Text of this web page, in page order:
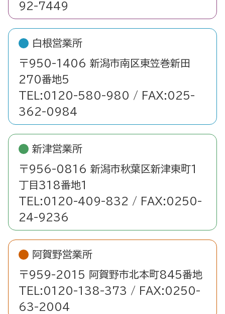
92-7449
白根営業所
〒950-1406 新潟市南区東笠巻新田
270番地5
TEL:0120-580-980 / FAX:025-
362-0984
新津営業所
〒956-0816 新潟市秋葉区新津東町1
丁目318番地1
TEL:0120-409-832 / FAX:0250-
24-9236
阿賀野営業所
〒959-2015 阿賀野市北本町845番地
TEL:0120-138-373 / FAX:0250-
63-2004